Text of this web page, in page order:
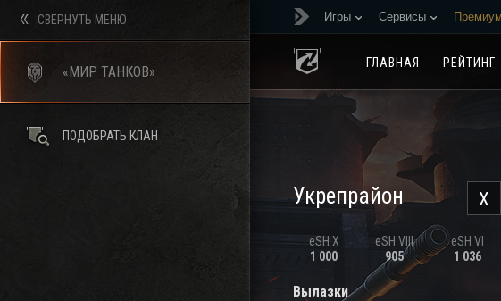
Игры Сервисы
ГЛАВНАЯ РЕЙТИНГ
X
Укрепрайон
eSH X
1 000
eSH VIII
905
eSH VI
1 036
Вылазки
СВЕРНУТЬ МЕНЮ
«МИР ТАНКОВ»
ПОДОБРАТЬ КЛАН